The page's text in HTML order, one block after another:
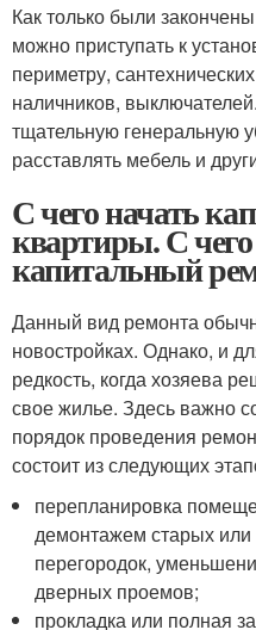
Как только были
можно приступать к
периметру,
наличников,
тщательную генеральную
расставлять мебель и
С чего начать
квартиры. С
капитальный
Данный вид ремонта
новостройках. Однако, и
редкость, когда хозяева
свое жилье. Здесь важно
порядок проведения
состоит из следующих
перепланировка
демонтажем старых
перегородок,
дверных проемов;
прокладка или полная